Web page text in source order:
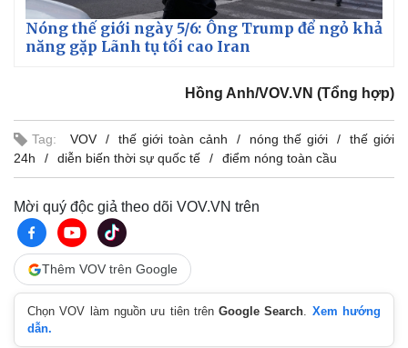
Nóng thế giới ngày 5/6: Ông Trump để ngỏ khả
năng gặp Lãnh tụ tối cao Iran
Hồng Anh/VOV.VN (Tổng hợp)
Tag: VOV thế giới toàn cảnh nóng thế giới
thế giới
24h
diễn biến thời sự quốc tế điểm nóng toàn cầu
Mời quý độc giả theo dõi VOV.VN trên
Thêm VOV trên Google
Chọn VOV làm nguồn ưu tiên trênGoogle Search. Xem hướng
dẫn.